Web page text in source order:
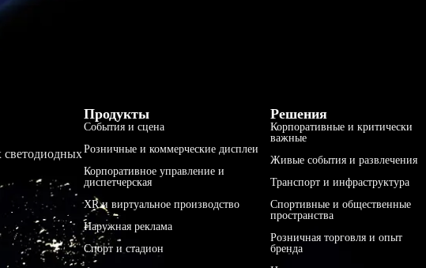
Продукты
События и сцена
Розничные и коммерческие дисплеи
Корпоративное управление и
диспетчерская
XR и виртуальное производство
Наружная реклама
Спорт и стадион
Решения
Корпоративные и критически
важные
Живые события и развлечения
Транспорт и инфраструктура
Спортивные и общественные
пространства
Розничная торговля и опыт
бренда